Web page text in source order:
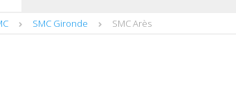
SMC Gironde SMC Arès